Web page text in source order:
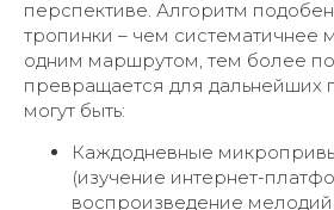
перспективе. Алгоритм
тропинки – чем систематичнее
одним маршрутом, тем более
превращается для дальнейших
могут быть:
Каждодневные
(изучение интернет-
воспроизведение